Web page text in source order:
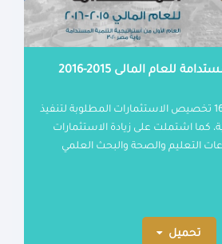
للعام المالى 2015-2016
تضمنت خطة عام 16/15 تخصيص الاستثمارات المطلوبة لتنفيذ
كما اشتملت على زيادة الاستثمارات
التعليم والصحة والبحث العلمي
تحميل